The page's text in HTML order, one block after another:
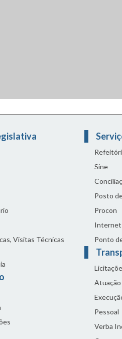
Visitas Técnicas
Sine
Posto
Procon
Internet
Ponto
Pessoal
Verba